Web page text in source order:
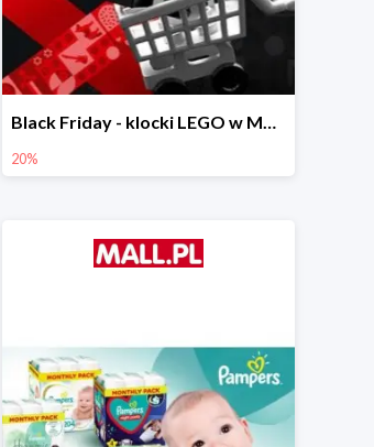
Black Friday - klocki LEGO w Mall.pl do -20%
20%